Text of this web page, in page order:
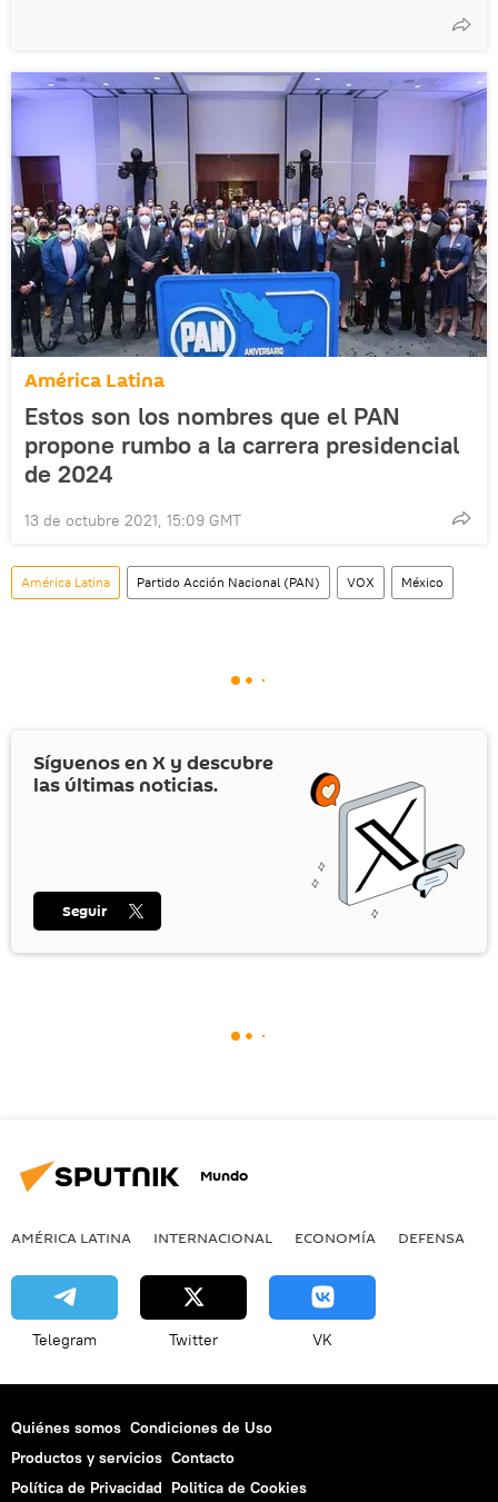
América Latina
Estos son los nombres que el PAN
propone rumbo a la carrera presidencial
de 2024
13 de octubre 2021, 15:09 GMT
América Latina Partido Acción Nacional (PAN) VOX México
Síguenos en X y descubre
las últimas noticias.
Seguir
Mundo
AMÉRICA LATINA INTERNACIONAL ECONOMÍA DEFENSA
Telegram Twitter VK
Quiénes somos Condiciones de Uso
Productos y servicios Contacto
Política de Privacidad Politica de Cookies